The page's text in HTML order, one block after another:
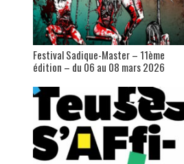
Festival Sadique-Master – 11ème
édition – du 06 au 08 mars 2026